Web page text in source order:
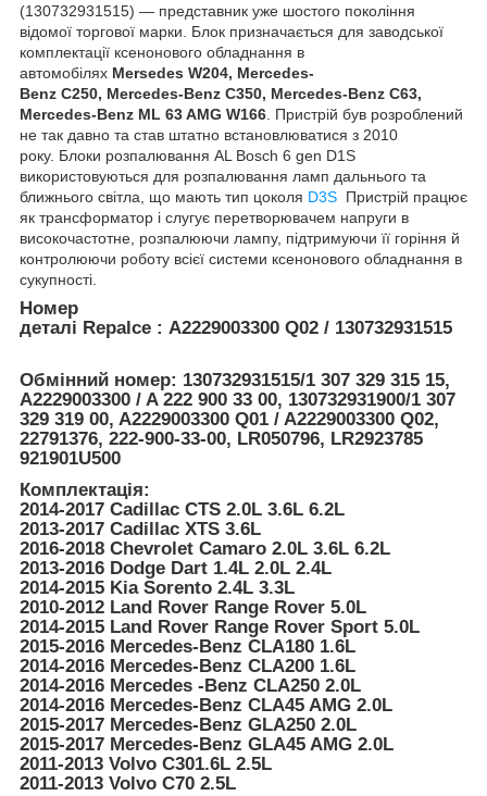
(130732931515) — представник уже шостого покоління
відомої торгової марки. Блок призначається для заводської
комплектації ксенонового обладнання в
автомобілях Mersedes W204, Mercedes-
Benz C250, Mercedes-Benz C350, Mercedes-Benz С63,
Mercedes-Benz ML 63 AMG W166 . Пристрій був розроблений
не так давно та став штатно встановлюватися з 2010
року. Блоки розпалювання AL Bosch 6 gen D1S
використовуються для розпалювання ламп дальнього та
ближнього світла, що мають тип цоколя D3S Пристрій працює
як трансформатор і слугує перетворювачем напруги в
високочастотне, розпалюючи лампу, підтримуючи її горіння й
контролюючи роботу всієї системи ксенонового обладнання в
сукупності.
Номер
деталі Repalce : A2229003300 Q02 / 130732931515
Обмінний номер: 130732931515/1 307 329 315 15,
A2229003300 / A 222 900 33 00, 130732931900/1 307
329 319 00, A2229003300 Q01 / A2229003300 Q02,
22791376, 222-900-33-00, LR050796, LR2923785
921901U500
Комплектація:
2014-2017 Cadillac CTS 2.0L 3.6L 6.2L
2013-2017 Cadillac XTS 3.6L
2016-2018 Chevrolet Camaro 2.0L 3.6L 6.2L
2013-2016 Dodge Dart 1.4L 2.0L 2.4L
2014-2015 Kia Sorento 2.4L 3.3L
2010-2012 Land Rover Range Rover 5.0L
2014-2015 Land Rover Range Rover Sport 5.0L
2015-2016 Mercedes-Benz CLA180 1.6L
2014-2016 Mercedes-Benz CLA200 1.6L
2014-2016 Mercedes -Benz CLA250 2.0L
2014-2016 Mercedes-Benz CLA45 AMG 2.0L
2015-2017 Mercedes-Benz GLA250 2.0L
2015-2017 Mercedes-Benz GLA45 AMG 2.0L
2011-2013 Volvo C301.6L 2.5L
2011-2013 Volvo C70 2.5L